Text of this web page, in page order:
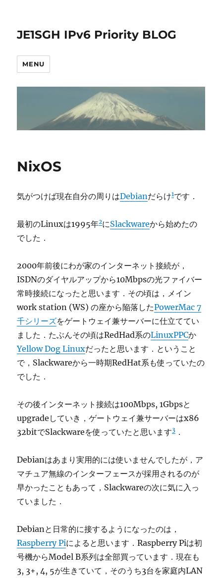
JE1SGH IPv6 Priority BLOG
MENU
NixOS
気がつけば現在自分の周りはDebianだらけ1です．
最初のLinuxは1995年2にSlackwareから始めたの
でした．
2000年前後にわが家のインターネット接続が，
ISDNのダイヤルアップから10Mbpsの光ファイバー
常時接続になったと思います．その頃は，メイン
work station (WS) の座から陥落したPowerMac 7
千シリーズをゲートウェイ兼サーバーに仕立ててい
ました．たぶんその頃はRedHad系のLinuxPPCか
Yellow Dog Linuxだったと思います．ということ
で，Slackwareから一時期RedHat系も使っていたの
でした．
その後インターネット接続は100Mbps, 1Gbpsと
upgradeしていき，ゲートウェイ兼サーバーはx86
32bitでSlackwareを使っていたと思います3 ．
Debianはあまり実用的には使いませんでしたが，ア
マチュア無線のインターフェースが採用されるのが
早かったこともあって，Slackwareの次に気に入っ
ていました．
Debianと日常的に接するようになったのは，
Raspberry Piによると思います．Raspberry Piは初
号機からModel B系列は全部買っています．現在も
3, 3+, 4, 5が生きていて，そのうち3台を家庭内LAN